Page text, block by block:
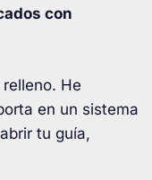
con
He
en un sistema
tu guía,